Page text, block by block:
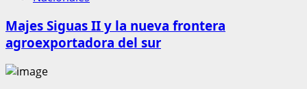
Majes Siguas II y la nueva frontera
agroexportadora del sur